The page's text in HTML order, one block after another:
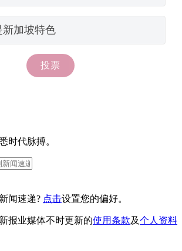
时代脉搏。
闻速递? 点击设置您的偏好。
报业媒体不时更新的使用条款及个人资料